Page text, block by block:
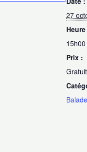
27
Prix :
Gratuit